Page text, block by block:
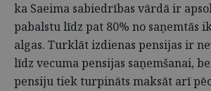
ka Saeima sabiedrības vārdā ir
pabalstu līdz pat 80% no saņemtās
algas. Turklāt izdienas pensijas ir
līdz vecuma pensijas saņemšanai,
pensiju tiek turpināts maksāt arī